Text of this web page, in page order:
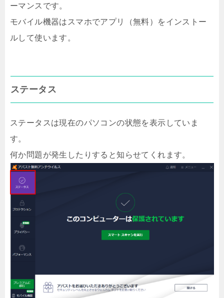
ーマンスです。
モバイル機器はスマホでアプリ（無料）をインストー
ルして使います。
ステータス
ステータスは現在のパソコンの状態を表示していま
す。
何か問題が発生したりすると知らせてくれます。